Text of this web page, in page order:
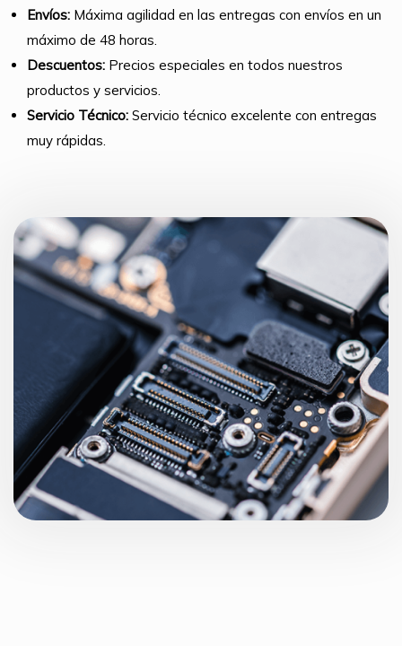
Envíos: Máxima agilidad en las entregas con envíos en un
máximo de 48 horas.
Descuentos: Precios especiales en todos nuestros
productos y servicios.
Servicio Técnico: Servicio técnico excelente con entregas
muy rápidas.